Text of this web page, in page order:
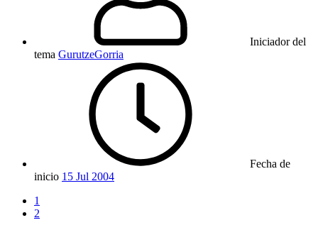
Iniciador del
tema GurutzeGorria
Fecha de
inicio 15 Jul 2004
1
2